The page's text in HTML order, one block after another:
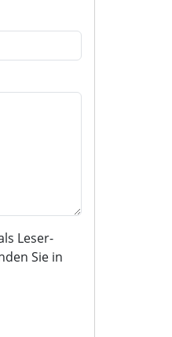
Leser-
Sie in